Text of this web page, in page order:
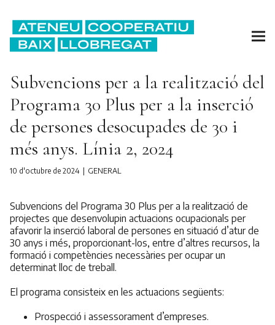
Subvencions per a la realització del
Programa 30 Plus per a la inserció
de persones desocupades de 30 i
més anys. Línia 2, 2024
10 d'octubre de 2024 GENERAL
Subvencions del Programa 30 Plus per a la realització de
projectes que desenvolupin actuacions ocupacionals per
afavorir la inserció laboral de persones en situació d’atur de
30 anys i més, proporcionant-los, entre d’altres recursos, la
formació i competències necessàries per ocupar un
determinat lloc de treball.
El programa consisteix en les actuacions següents:
Prospecció i assessorament d’empreses.